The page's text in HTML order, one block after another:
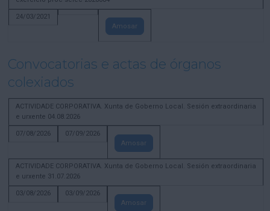
24/03/2021
Amosar
Convocatorias e actas de órganos
colexiados
ACTIVIDADE CORPORATIVA. Xunta de Goberno Local. Sesión extraordinaria
e urxente 04.08.2026
07/08/2026
07/09/2026
Amosar
ACTIVIDADE CORPORATIVA. Xunta de Goberno Local. Sesión extraordinaria
e urxente 31.07.2026
03/08/2026
03/09/2026
Amosar